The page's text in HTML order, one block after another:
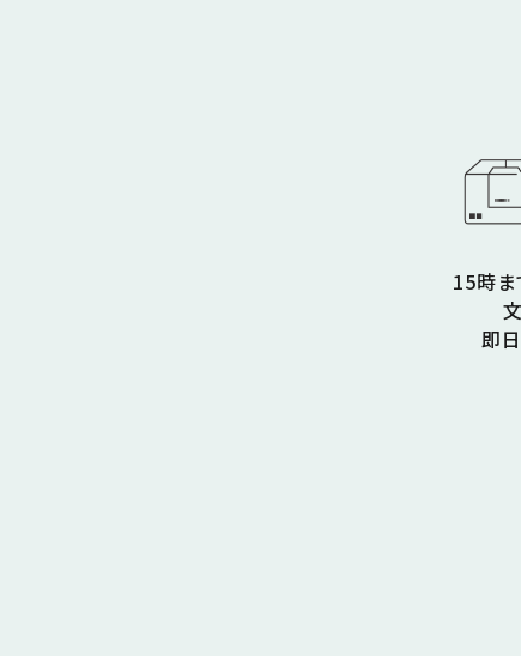
15時ま
即